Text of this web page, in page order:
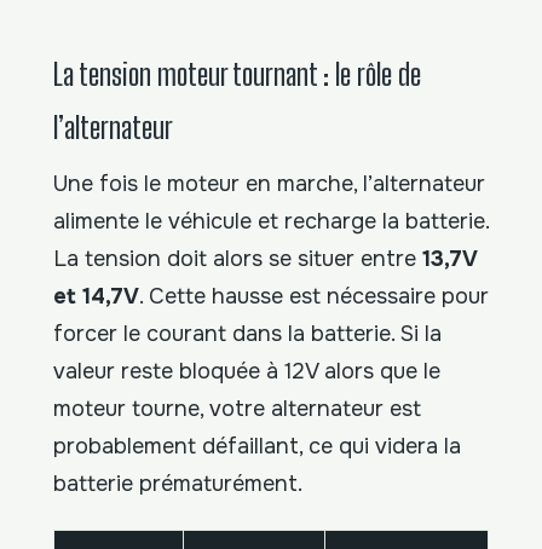
La tension moteur tournant : le rôle de
l’alternateur
Une fois le moteur en marche, l’alternateur
alimente le véhicule et recharge la batterie.
La tension doit alors se situer entre 13,7V
et 14,7V. Cette hausse est nécessaire pour
forcer le courant dans la batterie. Si la
valeur reste bloquée à 12V alors que le
moteur tourne, votre alternateur est
probablement défaillant, ce qui videra la
batterie prématurément.